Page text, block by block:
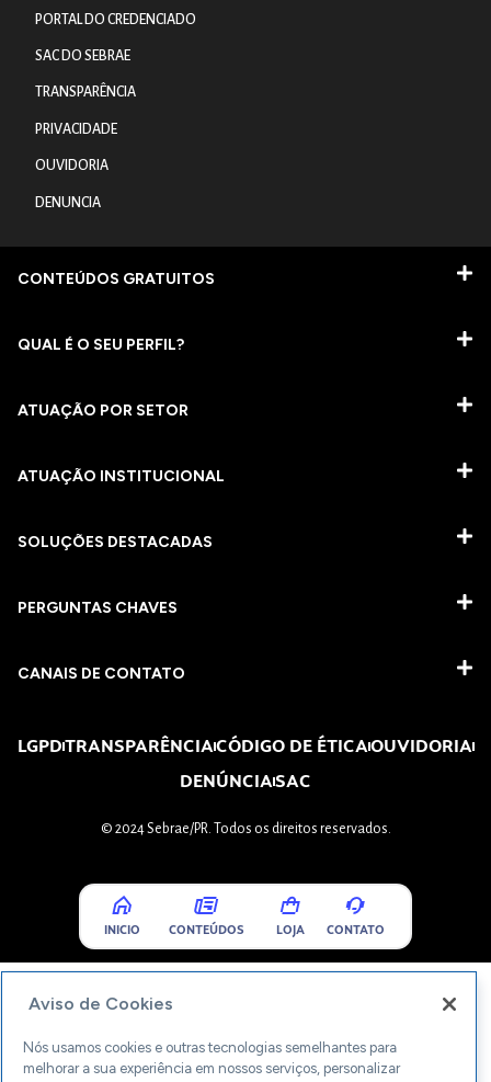
PORTAL DO CREDENCIADO
SAC DO SEBRAE
TRANSPARÊNCIA
PRIVACIDADE
OUVIDORIA
DENUNCIA
CONTEÚDOS GRATUITOS
QUAL É O SEU PERFIL?
ATUAÇÃO POR SETOR
ATUAÇÃO INSTITUCIONAL
SOLUÇÕES DESTACADAS
PERGUNTAS CHAVES​
CANAIS DE CONTATO
LGPDTRANSPARÊNCIACÓDIGO DE ÉTICAOUVIDORIA
DENÚNCIASAC
© 2024 Sebrae/PR. Todos os direitos reservados.
INICIO CONTEÚDOS LOJA CONTATO
Aviso de Cookies
Nós usamos cookies e outras tecnologias semelhantes para
melhorar a sua experiência em nossos serviços, personalizar